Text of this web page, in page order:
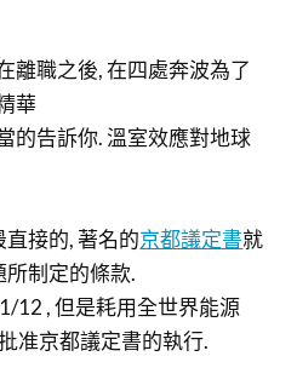
離職之後, 在四處奔波為了
華
的告訴你. 溫室效應對地球
接的, 著名的京都議定書就
制定的條款.
12 , 但是耗用全世界能源
准京都議定書的執行.